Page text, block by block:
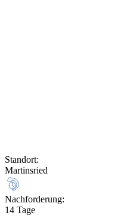
Standort:
Martinsried
Nachforderung:
14 Tage